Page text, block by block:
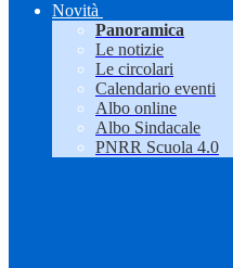
Novità
Panoramica
Le notizie
Le circolari
Calendario eventi
Albo online
Albo Sindacale
PNRR Scuola 4.0